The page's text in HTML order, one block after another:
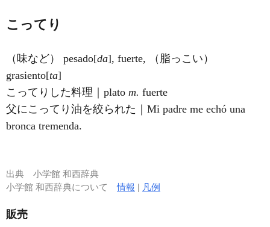
こってり
（味など） pesado[da], fuerte, （脂っこい）
grasiento[ta]
こってりした料理｜plato m. fuerte
父にこってり油を絞られた｜Mi padre me echó una
bronca tremenda.
出典 小学館 和西辞典
小学館 和西辞典について情報 | 凡例
販売